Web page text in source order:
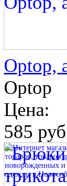
Optop,
Optop
Цена:
585 руб